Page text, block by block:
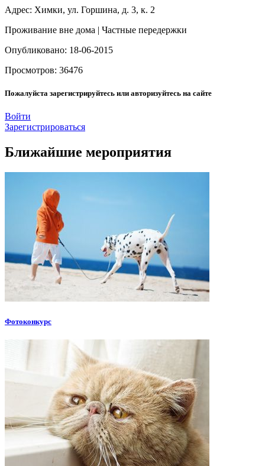
Адрес: Химки, ул. Горшина, д. 3, к. 2
Проживание вне дома | Частные передержки
Опубликовано: 18-06-2015
Просмотров: 36476
Пожалуйста зарегистрируйтесь или авторизуйтесь на сайте
Войти
Зарегистрироваться
Ближайшие мероприятия
Фотоконкурс